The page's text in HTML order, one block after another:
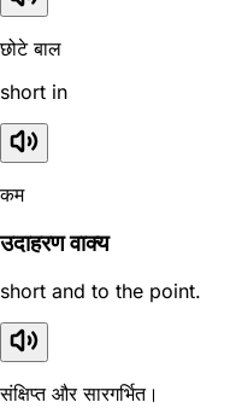
छोटे बाल
short in
कम
उदाहरण वाक्य
short and to the point.
संक्षिप्त और सारगर्भित।